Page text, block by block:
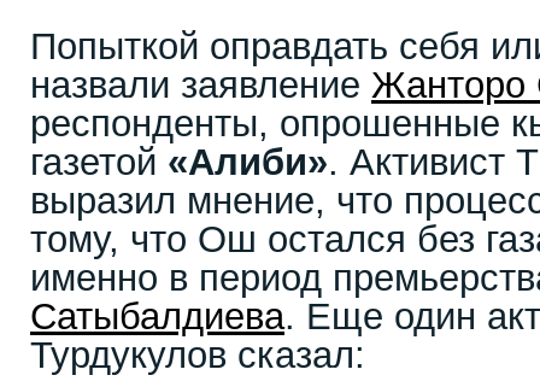
Попыткой оправдать себя
назвали заявление Жанторо
респонденты, опрошенные
газетой «Алиби». Активист
выразил мнение, что
тому, что Ош остался без
именно в период
Сатыбалдиева. Еще один
Турдукулов сказал: